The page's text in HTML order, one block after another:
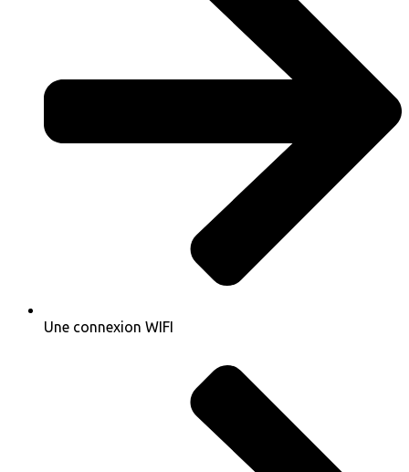
Une connexion WIFI